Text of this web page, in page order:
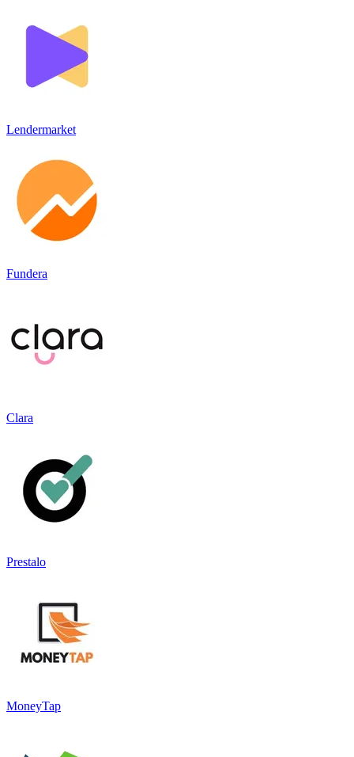
Lendermarket
Fundera
Clara
Prestalo
MoneyTap